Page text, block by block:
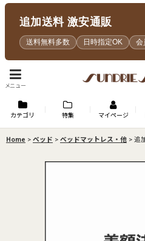
追加送料 激安通販
送料無料多数 日時指定OK 会
メニュー
カテゴリ 特集 マイページ
Home > ベッド > ベッドマットレス・他 > 追